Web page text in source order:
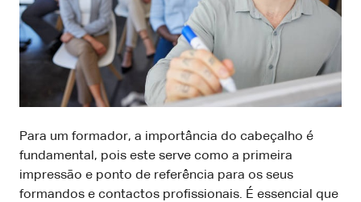
Para um formador, a importância do cabeçalho é
fundamental, pois este serve como a primeira
impressão e ponto de referência para os seus
formandos e contactos profissionais. É essencial que